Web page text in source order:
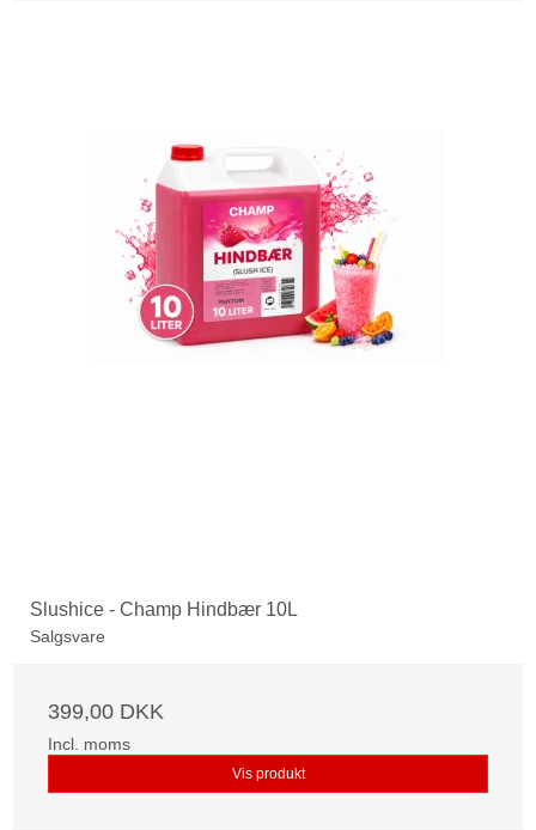
Slushice - Champ Hindbær 10L
Salgsvare
399,00 DKK
Incl. moms
Vis produkt